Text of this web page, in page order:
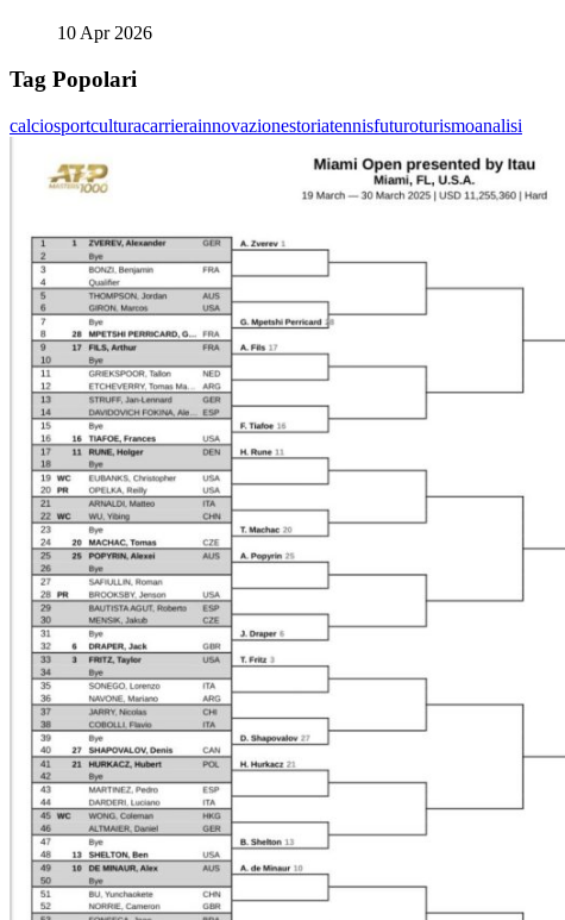
10 Apr 2026
Tag Popolari
calciosportculturacarrierainnovazionestoriatennisfuturoturismoanalisi